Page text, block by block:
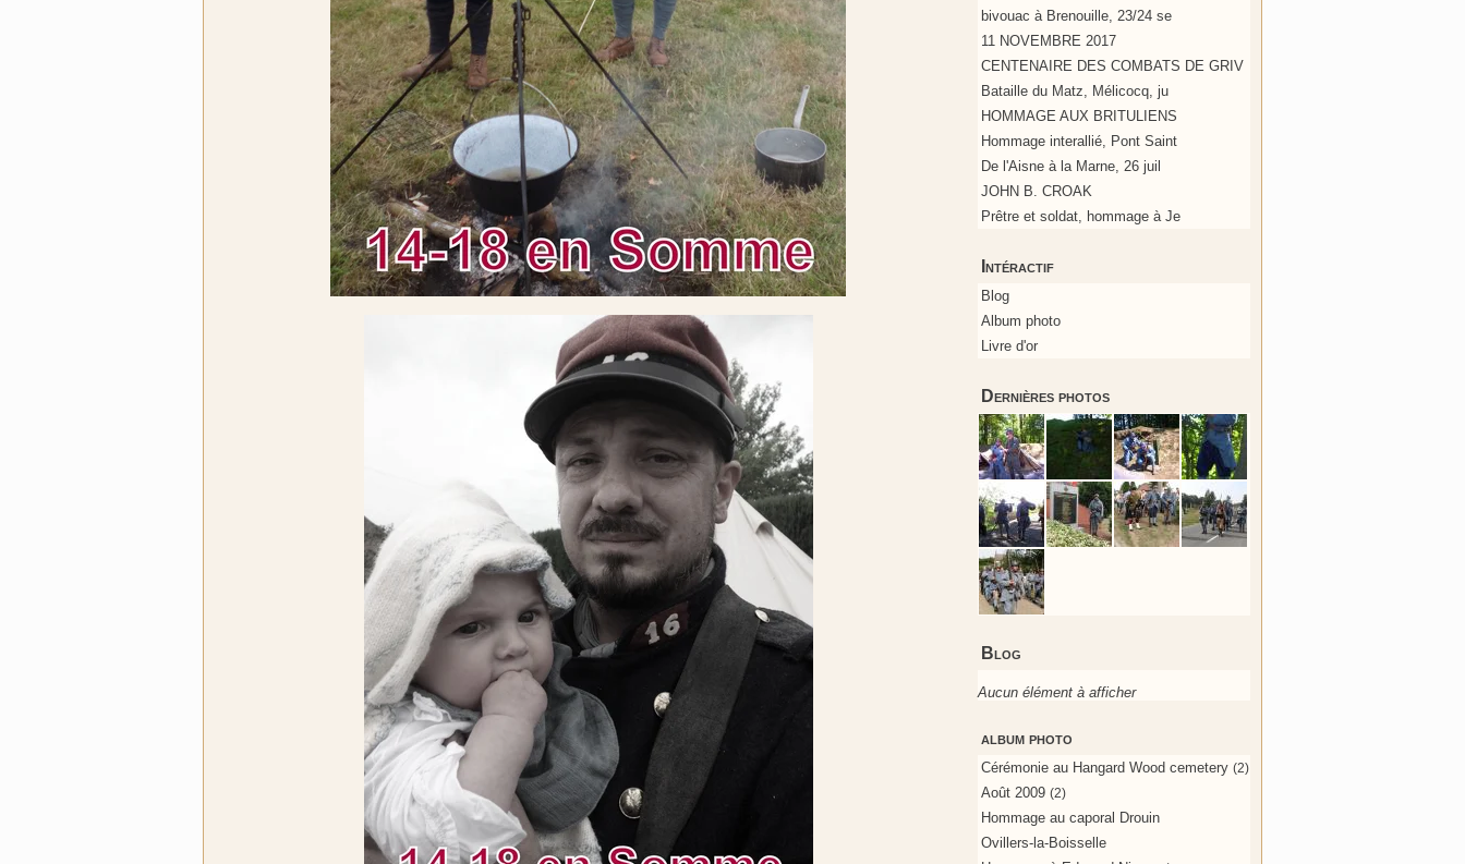
bivouac à Brenouille, 23/24 se
11 NOVEMBRE 2017
CENTENAIRE DES COMBATS DE GRIV
Bataille du Matz, Mélicocq, ju
HOMMAGE AUX BRITULIENS
Hommage interallié, Pont Saint
De l'Aisne à la Marne, 26 juil
JOHN B. CROAK
Prêtre et soldat, hommage à Je
Intéractif
Blog
Album photo
Livre d'or
Dernières photos
Blog
Aucun élément à afficher
album photo
Cérémonie au Hangard Wood cemetery (2)
Août 2009 (2)
Hommage au caporal Drouin
Ovillers-la-Boisselle